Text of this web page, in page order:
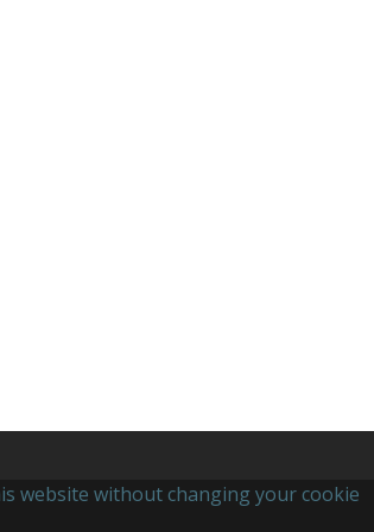
website without changing your cookie